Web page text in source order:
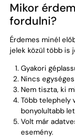
Mikor
fordulni?
Érdemes minél
jelek közül több is
Gyakori
Nincs
Nem tiszta, ki
Több telephely
bonyolultabb
Volt már
esemény.